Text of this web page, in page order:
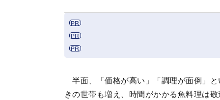
半面、「価格が高い」「調理が面倒」
きの世帯も増え、時間がかかる魚料理は